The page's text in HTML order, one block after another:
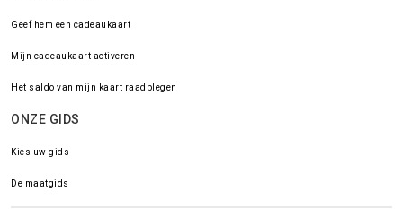
Geef hem een cadeaukaart
Mijn cadeaukaart activeren
Het saldo van mijn kaart raadplegen
ONZE GIDS
Kies uw gids
De maatgids